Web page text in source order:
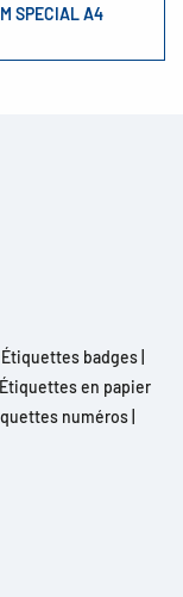
SPECIAL A4
Étiquettes badges
Étiquettes en papier
numéros